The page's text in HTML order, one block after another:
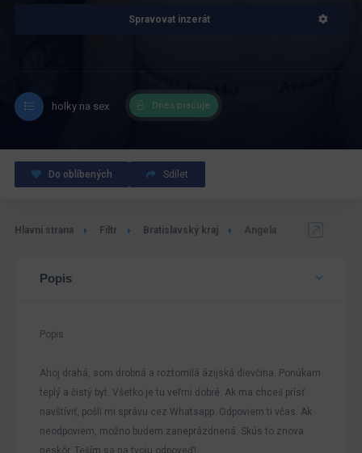
Spravovat inzerát
holky na sex Dnes pracuje
Do oblíbených Sdílet
Hlavní strana Filtr Bratislavský kraj Angela
Popis
Popis
Ahoj drahá, som drobná a roztomilá ázijská dievčina. Ponúkam
teplý a čistý byt. Všetko je tu veľmi dobré. Ak ma chceš prísť
navštíviť, pošli mi správu cez Whatsapp. Odpoviem ti včas. Ak
neodpoviem, možno budem zaneprázdnená. Skús to znova
neskôr. Teším sa na tvoju odpoveď!